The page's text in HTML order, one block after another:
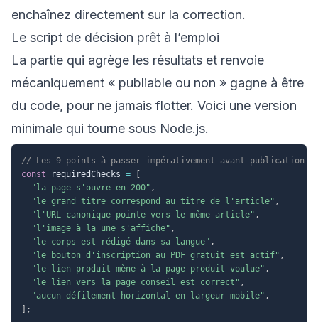
enchaînez directement sur la correction.
Le script de décision prêt à l’emploi
La partie qui agrège les résultats et renvoie
mécaniquement « publiable ou non » gagne à être
du code, pour ne jamais flotter. Voici une version
minimale qui tourne sous Node.js.
// Les 9 points à passer impérativement avant publication
const requiredChecks =
"la page s'ouvre en 200" ,
"le grand titre correspond au titre de l'article" ,
"l'URL canonique pointe vers le même article" ,
"l'image à la une s'affiche" ,
"le corps est rédigé dans sa langue" ,
"le bouton d'inscription au PDF gratuit est actif" ,
"le lien produit mène à la page produit voulue" ,
"le lien vers la page conseil est correct" ,
"aucun défilement horizontal en largeur mobile" ,
;